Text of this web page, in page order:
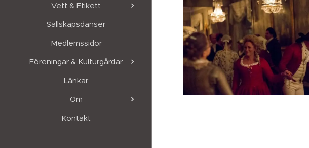
Vett & Etikett
Sällskapsdanser
Medlemssidor
Föreningar & Kulturgårdar
Länkar
Om
Kontakt